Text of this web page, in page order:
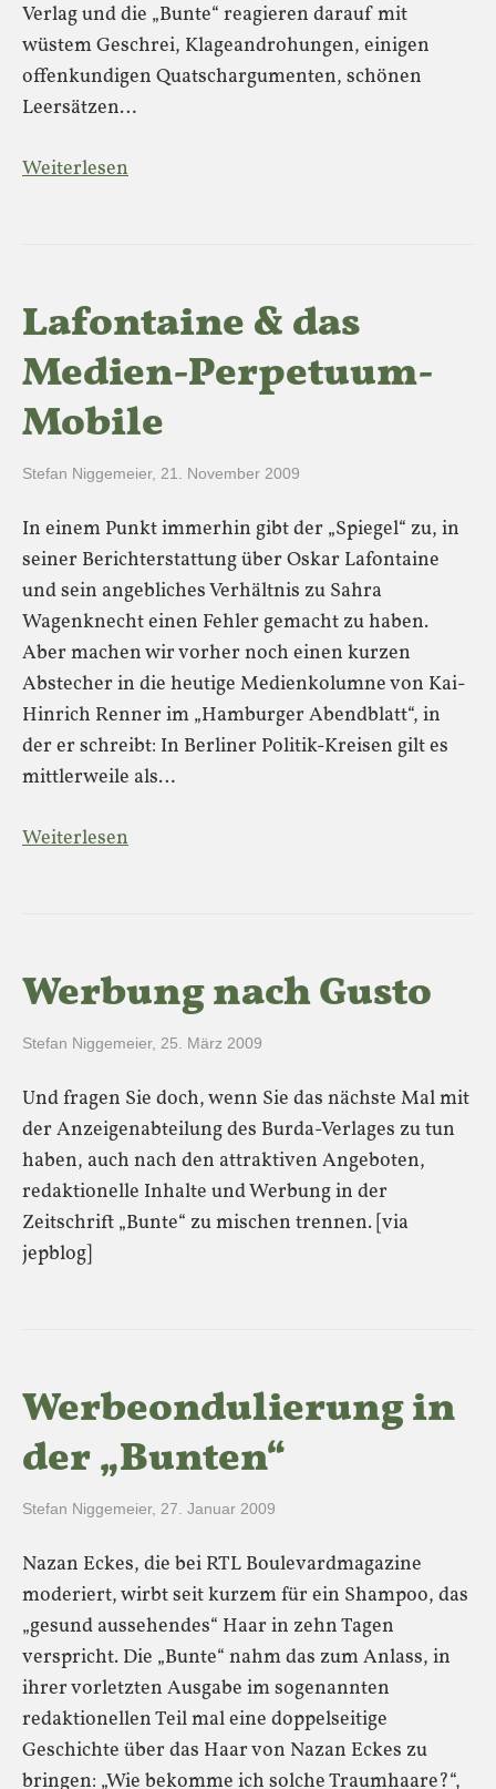
Verlag und die „Bunte“ reagieren darauf mit
wüstem Geschrei, Klageandrohungen, einigen
offenkundigen Quatschargumenten, schönen
Leersätzen…
Weiterlesen
Lafontaine & das
Medien-Perpetuum-
Mobile
Stefan Niggemeier, 21. November 2009
In einem Punkt immerhin gibt der „Spiegel“ zu, in
seiner Berichterstattung über Oskar Lafontaine
und sein angebliches Verhältnis zu Sahra
Wagenknecht einen Fehler gemacht zu haben.
Aber machen wir vorher noch einen kurzen
Abstecher in die heutige Medienkolumne von Kai-
Hinrich Renner im „Hamburger Abendblatt“, in
der er schreibt: In Berliner Politik-Kreisen gilt es
mittlerweile als…
Weiterlesen
Werbung nach Gusto
Stefan Niggemeier, 25. März 2009
Und fragen Sie doch, wenn Sie das nächste Mal mit
der Anzeigenabteilung des Burda-Verlages zu tun
haben, auch nach den attraktiven Angeboten,
redaktionelle Inhalte und Werbung in der
Zeitschrift „Bunte“ zu mischen trennen. [via
jepblog]
Werbeondulierung in
der „Bunten“
Stefan Niggemeier, 27. Januar 2009
Nazan Eckes, die bei RTL Boulevardmagazine
moderiert, wirbt seit kurzem für ein Shampoo, das
„gesund aussehendes“ Haar in zehn Tagen
verspricht. Die „Bunte“ nahm das zum Anlass, in
ihrer vorletzten Ausgabe im sogenannten
redaktionellen Teil mal eine doppelseitige
Geschichte über das Haar von Nazan Eckes zu
bringen: „Wie bekomme ich solche Traumhaare?“,